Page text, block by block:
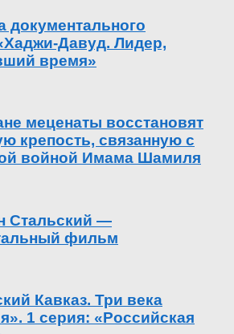
документального
Давуд. Лидер,
время»
меценаты восстановят
крепость, связанную с
войной Имама Шамиля
Стальский —
фильм
Кавказ. Три века
1 серия: «Российская